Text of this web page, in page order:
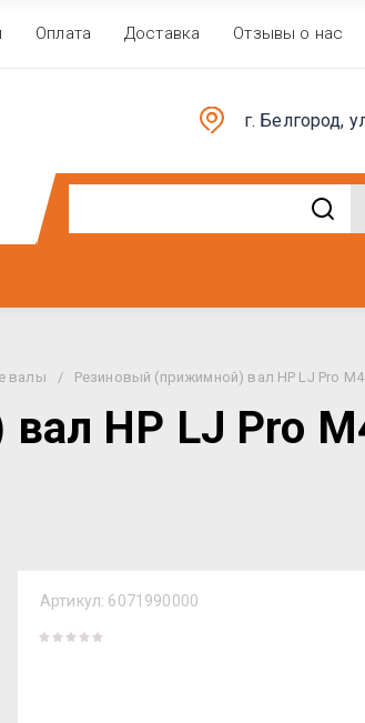
Оплата Доставка Отзывы о нас
г. Белгород,
валы / Резиновый (прижимной) вал HP LJ Pro
HP LJ Pro
Артикул: 6071990000